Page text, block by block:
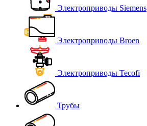
Электроприводы Siemens
Электроприводы Broen
Электроприводы Tecofi
Трубы